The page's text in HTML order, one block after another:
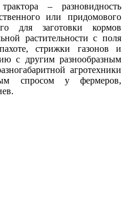
– разновидность
или придомового
для заготовки кормов
растительности с поля
стрижки газонов и
с другим разнообразным
агротехники
спросом у фермеров,